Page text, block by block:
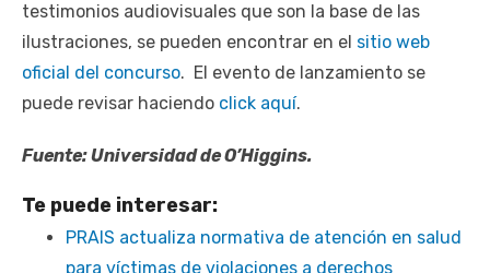
testimonios audiovisuales que son la base de las
ilustraciones, se pueden encontrar en el sitio web
oficial del concurso. El evento de lanzamiento se
puede revisar haciendo click aquí.
Fuente: Universidad de O’Higgins.
Te puede interesar:
PRAIS actualiza normativa de atención en salud
para víctimas de violaciones a derechos